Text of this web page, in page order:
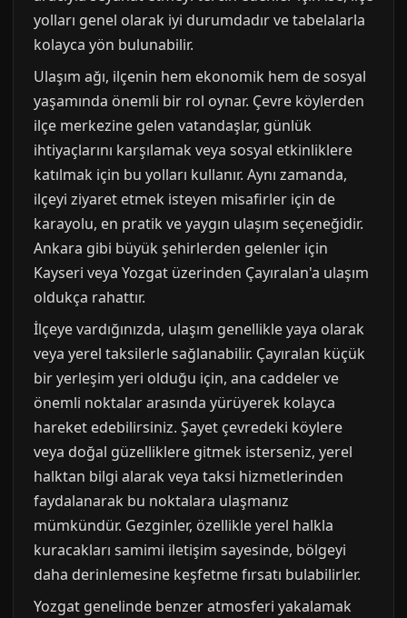
yolları genel olarak iyi durumdadır ve tabelalarla
kolayca yön bulunabilir.
Ulaşım ağı, ilçenin hem ekonomik hem de sosyal
yaşamında önemli bir rol oynar. Çevre köylerden
ilçe merkezine gelen vatandaşlar, günlük
ihtiyaçlarını karşılamak veya sosyal etkinliklere
katılmak için bu yolları kullanır. Aynı zamanda,
ilçeyi ziyaret etmek isteyen misafirler için de
karayolu, en pratik ve yaygın ulaşım seçeneğidir.
Ankara gibi büyük şehirlerden gelenler için
Kayseri veya Yozgat üzerinden Çayıralan'a ulaşım
oldukça rahattır.
İlçeye vardığınızda, ulaşım genellikle yaya olarak
veya yerel taksilerle sağlanabilir. Çayıralan küçük
bir yerleşim yeri olduğu için, ana caddeler ve
önemli noktalar arasında yürüyerek kolayca
hareket edebilirsiniz. Şayet çevredeki köylere
veya doğal güzelliklere gitmek isterseniz, yerel
halktan bilgi alarak veya taksi hizmetlerinden
faydalanarak bu noktalara ulaşmanız
mümkündür. Gezginler, özellikle yerel halkla
kuracakları samimi iletişim sayesinde, bölgeyi
daha derinlemesine keşfetme fırsatı bulabilirler.
Yozgat genelinde benzer atmosferi yakalamak